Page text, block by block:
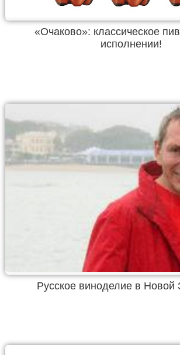
«Очаково»: классическое
исполнении!
Русское виноделие в Новой